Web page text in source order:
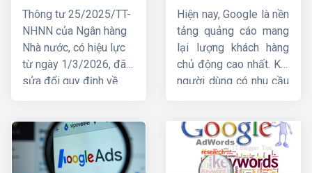
tài khoản ngân
hàng cá nhân để
nhận tiền từ
01/03/2026
Thông tư 25/2025/TT-
NHNN của Ngân hàng
Nhà nước, có hiệu lực
từ ngày 1/3/2026, đã
sửa đổi quy định về
đó liên quan trực tiếp
đến hộ kinh doanh.
Trước những thay đổi
chuyên nghiệp,
hiệu quả TOP 1
Hiện nay, Google là nền
tảng quảng cáo mang
lại lượng khách hàng
chủ động cao nhất. Khi
người dùng có nhu cầu
tìm thông tin. Đây chính
là lý do ngày càng
nhiều doanh nghiệp tìm